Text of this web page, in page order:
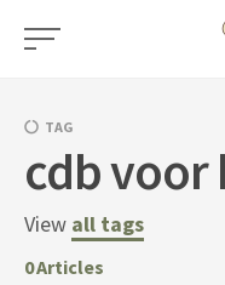
Skip
TAG
cdb voor
View all tags
0Articles